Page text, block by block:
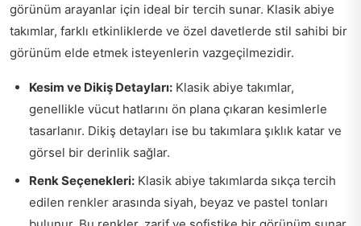
görünüm arayanlar için ideal bir tercih sunar. Klasik abiye
takımlar, farklı etkinliklerde ve özel davetlerde stil sahibi bir
görünüm elde etmek isteyenlerin vazgeçilmezidir.
Kesim ve Dikiş Detayları: Klasik abiye takımlar,
genellikle vücut hatlarını ön plana çıkaran kesimlerle
tasarlanır. Dikiş detayları ise bu takımlara şıklık katar ve
görsel bir derinlik sağlar.
Renk Seçenekleri: Klasik abiye takımlarda sıkça tercih
edilen renkler arasında siyah, beyaz ve pastel tonları